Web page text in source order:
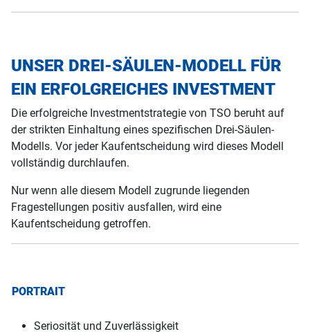
UNSER DREI-SÄULEN-MODELL FÜR
EIN ERFOLGREICHES INVESTMENT
Die erfolgreiche Investmentstrategie von TSO beruht auf
der strikten Einhaltung eines spezifischen Drei-Säulen-
Modells. Vor jeder Kaufentscheidung wird dieses Modell
vollständig durchlaufen.
Nur wenn alle diesem Modell zugrunde liegenden
Fragestellungen positiv ausfallen, wird eine
Kaufentscheidung getroffen.
PORTRAIT
Seriosität und Zuverlässigkeit